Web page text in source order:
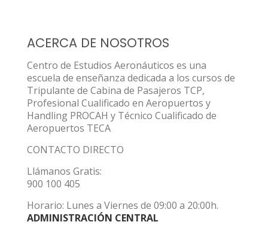
ACERCA DE NOSOTROS
Centro de Estudios Aeronáuticos es una
escuela de enseñanza dedicada a los cursos de
Tripulante de Cabina de Pasajeros TCP,
Profesional Cualificado en Aeropuertos y
Handling PROCAH y Técnico Cualificado de
Aeropuertos TECA
CONTACTO DIRECTO
Llámanos Gratis:
900 100 405
Horario: Lunes a Viernes de 09:00 a 20:00h.
ADMINISTRACIÓN CENTRAL